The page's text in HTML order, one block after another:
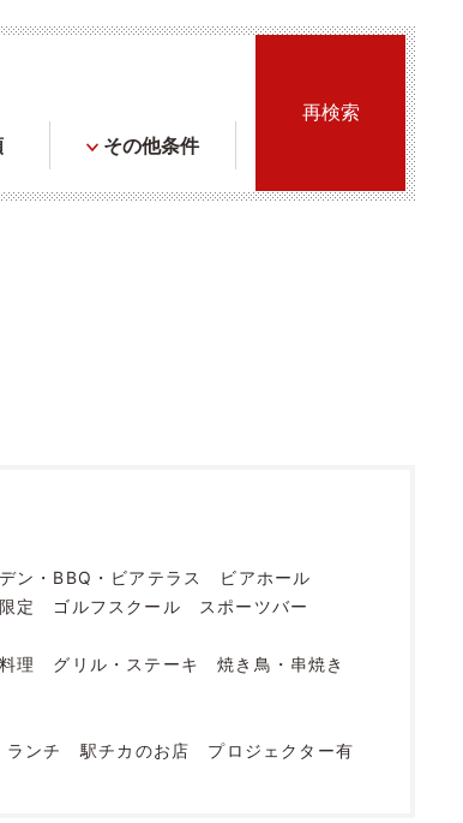
その他条件
ン・BBQ・ビアテラス
ビアホール
定 ゴルフスクール
スポーツバー
理 グリル・ステーキ
焼き鳥・串焼き
ランチ 駅チカのお店
プロジェクター有